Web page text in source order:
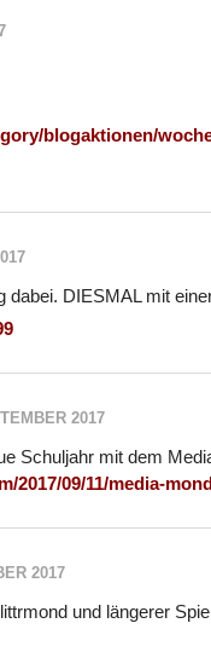
blogaktionen/
DIESMAL mit
2017
Schuljahr mit dem
09/11/media-
2017
und längerer